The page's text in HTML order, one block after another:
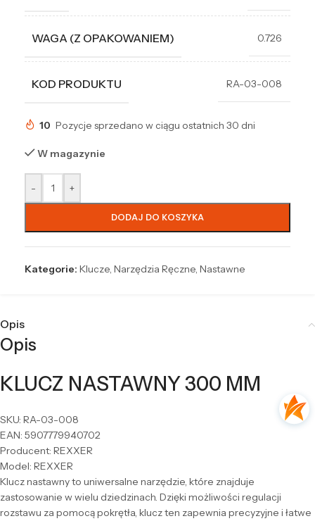
WAGA (Z OPAKOWANIEM) 0.726
KOD PRODUKTU RA-03-008
10 Pozycje sprzedano w ciągu ostatnich 30 dni
W magazynie
- +
DODAJ DO KOSZYKA
Kategorie: Klucze, Narzędzia Ręczne, Nastawne
Opis
Opis
KLUCZ NASTAWNY 300 MM
SKU: RA-03-008
EAN: 5907779940702
Producent: REXXER
Model: REXXER
Klucz nastawny to uniwersalne narzędzie, które znajduje
zastosowanie w wielu dziedzinach. Dzięki możliwości regulacji
rozstawu za pomocą pokrętła, klucz ten zapewnia precyzyjne i łatwe